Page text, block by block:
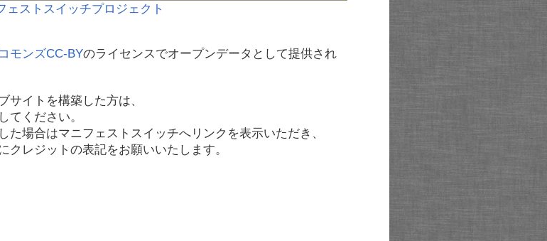
モンズCC-BYのライセンスでオープンデータとして提供され
サイトを構築した方は、
てください。
た場合はマニフェストスイッチへリンクを表示いただき、
レジットの表記をお願いいたします。